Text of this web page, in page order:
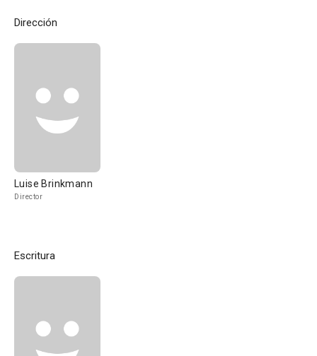
Dirección
Luise Brinkmann
Director
Escritura